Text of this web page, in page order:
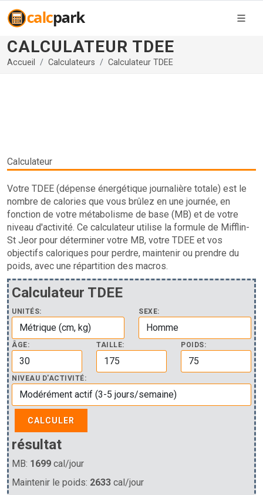
CALCULATEUR TDEE
Accueil Calculateurs Calculateur TDEE
Calculateur
Votre TDEE (dépense énergétique journalière totale) est le
nombre de calories que vous brûlez en une journée, en
fonction de votre métabolisme de base (MB) et de votre
niveau d'activité. Ce calculateur utilise la formule de Mifflin-
St Jeor pour déterminer votre MB, votre TDEE et vos
objectifs caloriques pour perdre, maintenir ou prendre du
poids, avec une répartition des macros.
Calculateur TDEE
UNITÉS: SEXE:
ÂGE: TAILLE: POIDS:
NIVEAU D'ACTIVITÉ:
CALCULER
résultat
MB: 1699 cal/jour
Maintenir le poids: 2633 cal/jour